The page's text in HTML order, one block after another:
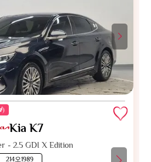
Kia K7
- 2.5 GDI X Edition
214오1989